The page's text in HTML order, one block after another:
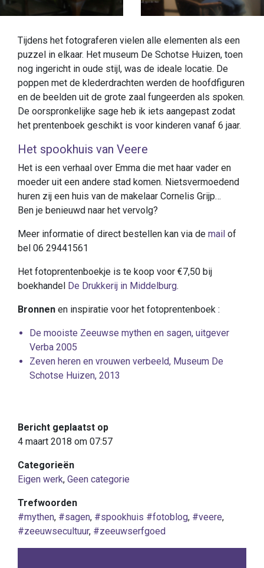
Tijdens het fotograferen vielen alle elementen als een
puzzel in elkaar. Het museum De Schotse Huizen, toen
nog ingericht in oude stijl, was de ideale locatie. De
poppen met de klederdrachten werden de hoofdfiguren
en de beelden uit de grote zaal fungeerden als spoken.
De oorspronkelijke sage heb ik iets aangepast zodat
het prentenboek geschikt is voor kinderen vanaf 6 jaar.
Het spookhuis van Veere
Het is een verhaal over Emma die met haar vader en
moeder uit een andere stad komen. Nietsvermoedend
huren zij een huis van de makelaar Cornelis Grijp…
Ben je benieuwd naar het vervolg?
Meer informatie of direct bestellen kan via de mail of
bel 06 29441561
Het fotoprentenboekje is te koop voor €7,50 bij
boekhandel De Drukkerij in Middelburg.
Bronnen en inspiratie voor het fotoprentenboek :
De mooiste Zeeuwse mythen en sagen, uitgever
Verba 2005
Zeven heren en vrouwen verbeeld, Museum De
Schotse Huizen, 2013
Bericht geplaatst op
4 maart 2018 om 07:57
Categorieën
Eigen werk, Geen categorie
Trefwoorden
#mythen, #sagen, #spookhuis #fotoblog, #veere,
#zeeuwsecultuur, #zeeuwserfgoed